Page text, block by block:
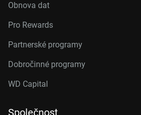
Obnova dat
Pro Rewards
Partnerské programy
Dobročinné programy
WD Capital
Společnost